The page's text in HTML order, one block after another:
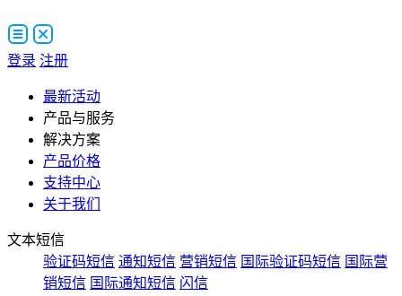
登录 注册
最新活动
产品与服务
解决方案
产品价格
支持中心
关于我们
文本短信
验证码短信 通知短信 营销短信 国际验证码短信 国际营
销短信 国际通知短信 闪信